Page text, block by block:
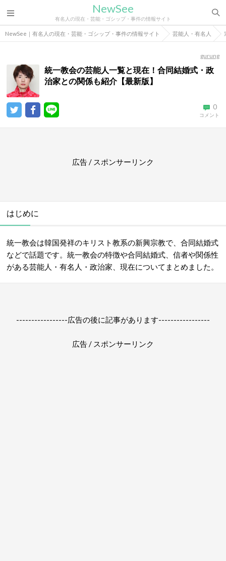
NewSee
有名人の現在・芸能・ゴシップ・事件の情報サイト
NewSee｜有名人の現在・芸能・ゴシップ・事件の情報サイト 芸能人・有名人
gurung
統一教会の芸能人一覧と現在！合同結婚式・政
治家との関係も紹介【最新版】
0
コメント
広告 / スポンサーリンク
はじめに
統一教会は韓国発祥のキリスト教系の新興宗教で、合同結婚式
などで話題です。統一教会の特徴や合同結婚式、信者や関係性
がある芸能人・有名人・政治家、現在についてまとめました。
-----------------広告の後に記事があります-----------------
広告 / スポンサーリンク